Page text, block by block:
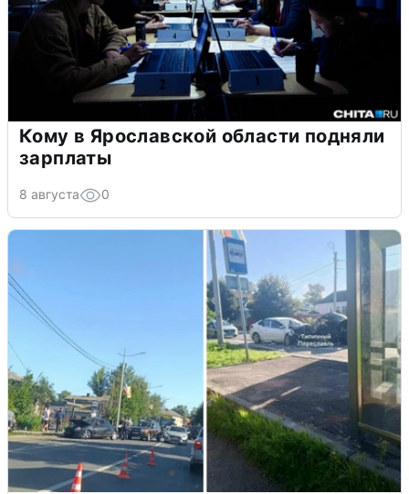
Кому в Ярославской области подняли
зарплаты
8 августа 0